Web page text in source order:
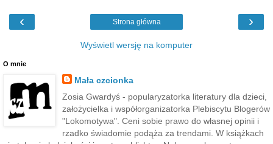
‹ ›
Strona główna
Wyświetl wersję na komputer
O mnie
Mała czcionka
Zosia Gwardyś - popularyzatorka literatury dla dzieci,
założycielka i współorganizatorka Plebiscytu Blogerów
"Lokomotywa". Ceni sobie prawo do własnej opinii i
rzadko świadomie podąża za trendami. W książkach